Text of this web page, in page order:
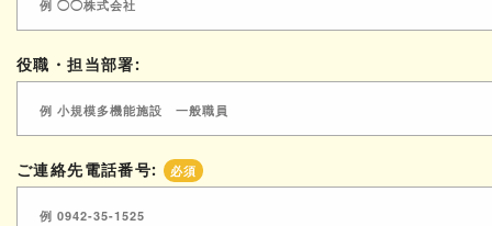
役職・担当部署:
ご連絡先電話番号: 必須